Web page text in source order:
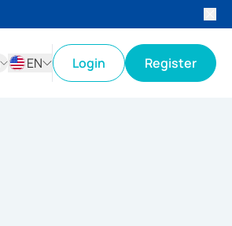
EN
Login Register